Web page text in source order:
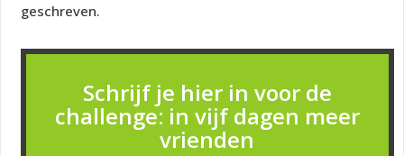
geschreven.
Schrijf je hier in voor de
challenge: in vijf dagen meer
vrienden